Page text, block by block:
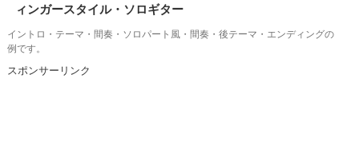
ィンガースタイル・ソロギター
イントロ・テーマ・間奏・ソロパート風・間奏・後テーマ・エンディングの
例です。
スポンサーリンク